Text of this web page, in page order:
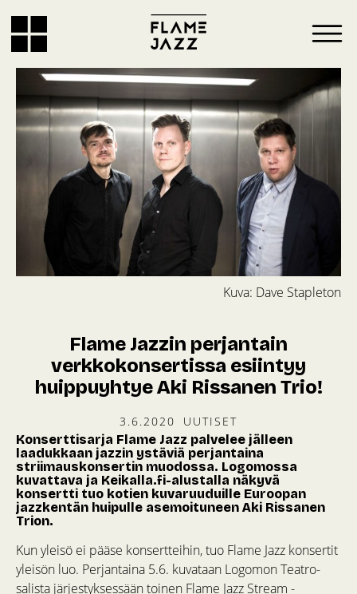
Kuva: Dave Stapleton
Flame Jazzin perjantain
verkkokonsertissa esiintyy
huippuyhtye Aki Rissanen Trio!
3.6.2020
UUTISET
Konserttisarja Flame Jazz palvelee jälleen
laadukkaan jazzin ystäviä perjantaina
striimauskonsertin muodossa. Logomossa
kuvattava ja Keikalla.fi-alustalla näkyvä
konsertti tuo kotien kuvaruuduille Euroopan
jazzkentän huipulle asemoituneen Aki Rissanen
Trion.
Kun yleisö ei pääse konsertteihin, tuo Flame Jazz konsertit
yleisön luo. Perjantaina 5.6. kuvataan Logomon Teatro-
salista järjestyksessään toinen Flame Jazz Stream -